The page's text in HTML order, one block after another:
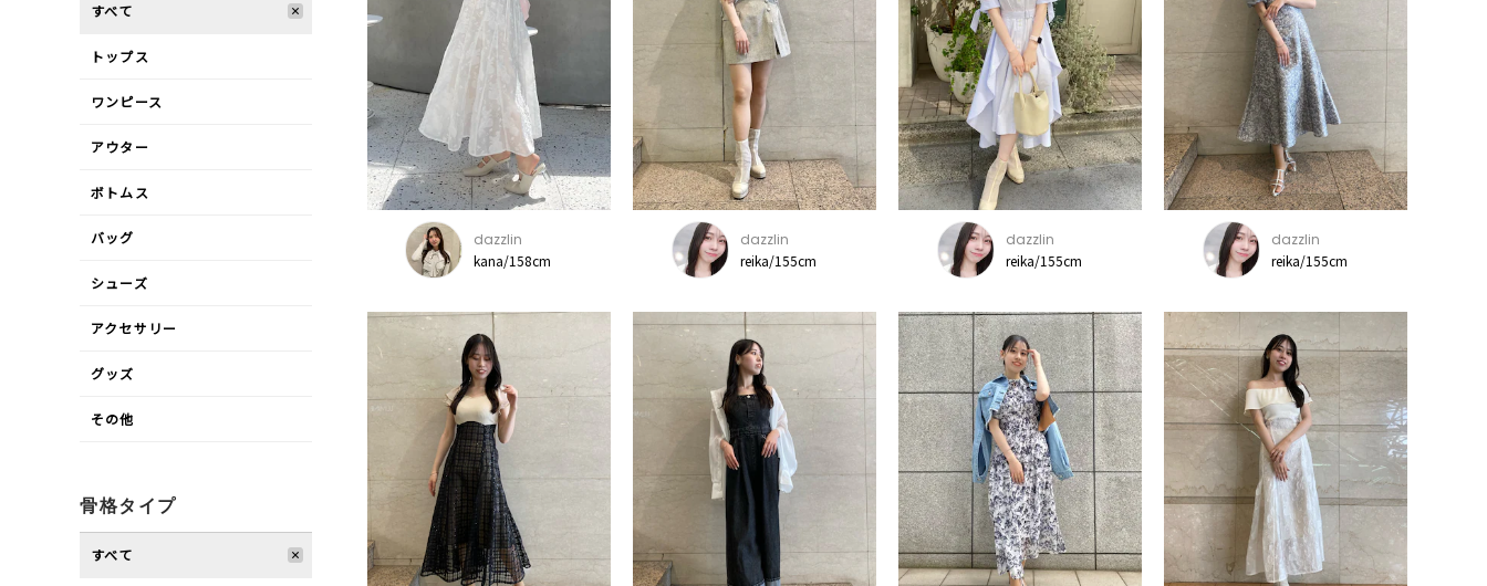
dazzlin
kana/158cm
dazzlin
reika/155cm
dazzlin
reika/155cm
dazzlin
reika/155cm
すべて
トップス
ワンピース
アウター
ボトムス
バッグ
シューズ
アクセサリー
グッズ
その他
骨格タイプ
すべて